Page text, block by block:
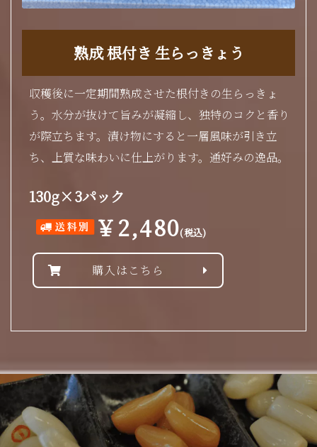
熟成 根付き 生らっきょう
収穫後に一定期間熟成させた根付きの生らっきょ
う。水分が抜けて旨みが凝縮し、独特のコクと香り
が際立ちます。漬け物にすると一層風味が引き立
ち、上質な味わいに仕上がります。通好みの逸品。
130g×3パック
￥2,480(税込)
購入はこちら